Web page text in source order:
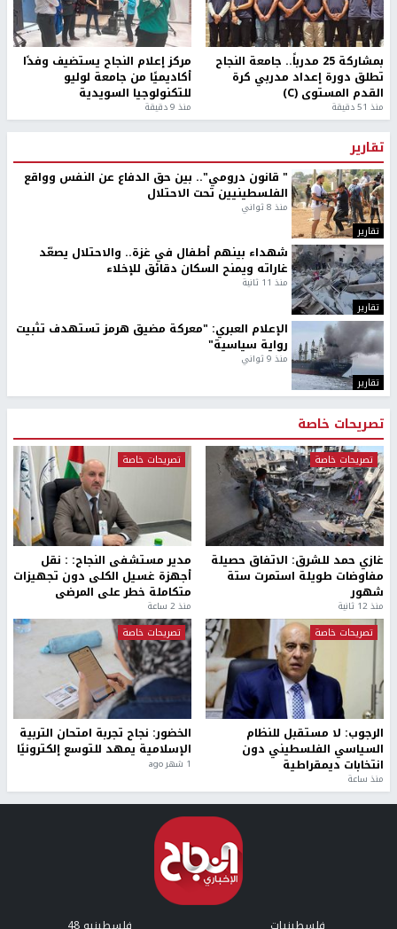
بمشاركة 25 مدرباً.. جامعة النجاح
تطلق دورة إعداد مدربي كرة
القدم المستوى (C)
منذ 51 دقيقة
مركز إعلام النجاح يستضيف وفدًا
أكاديميًا من جامعة لوليو
للتكنولوجيا السويدية
منذ 9 دقيقة
تقارير
تقارير
" قانون درومي".. بين حق الدفاع عن النفس وواقع
الفلسطينيين تحت الاحتلال
منذ 8 ثواني
تقارير
شهداء بينهم أطفال في غزة.. والاحتلال يصعّد
غاراته ويمنح السكان دقائق للإخلاء
منذ 11 ثانية
تقارير
الإعلام العبري: "معركة مضيق هرمز تستهدف تثبيت
رواية سياسية"
منذ 9 ثواني
تصريحات خاصة
تصريحات خاصة
غازي حمد للشرق: الاتفاق حصيلة
مفاوضات طويلة استمرت ستة
شهور
منذ 12 ثانية
تصريحات خاصة
مدير مستشفى النجاح: : نقل
أجهزة غسيل الكلى دون تجهيزات
متكاملة خطر على المرضى
منذ 2 ساعة
تصريحات خاصة
الرجوب: لا مستقبل للنظام
السياسي الفلسطيني دون
انتخابات ديمقراطية
منذ ساعة
تصريحات خاصة
الخضور: نجاح تجربة امتحان التربية
الإسلامية يمهد للتوسع إلكترونيًا
1 شهر ago